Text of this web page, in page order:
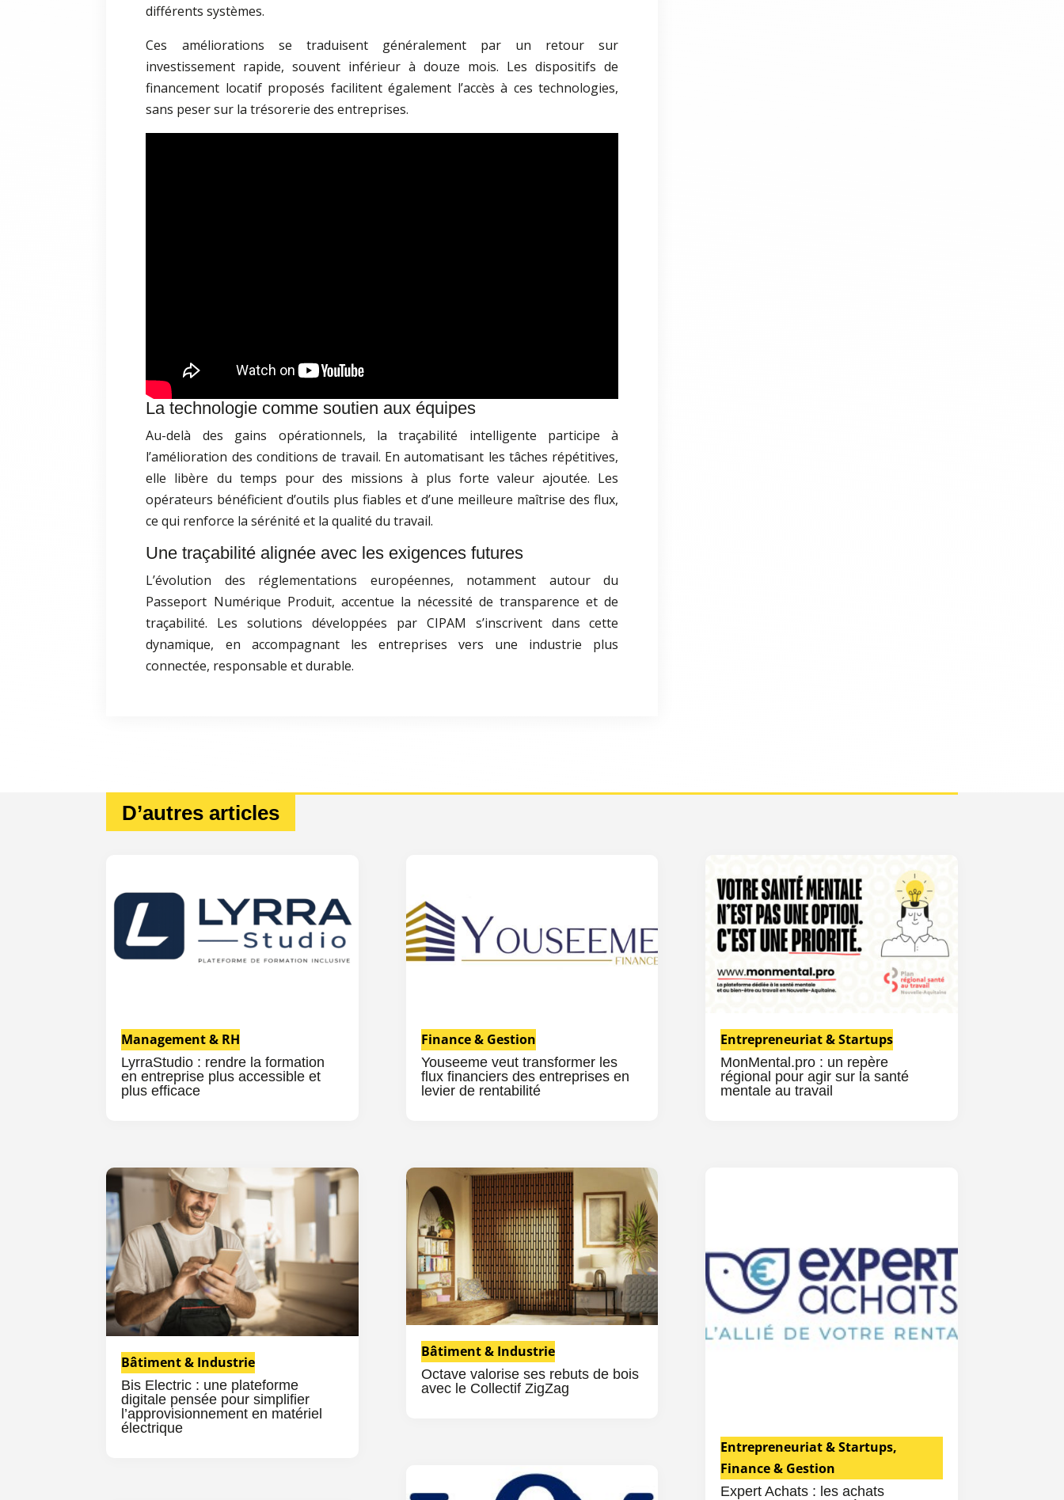
différents systèmes.
Ces améliorations se traduisent généralement par un retour sur
investissement rapide, souvent inférieur à douze mois. Les dispositifs de
financement locatif proposés facilitent également l’accès à ces technologies,
sans peser sur la trésorerie des entreprises.
La technologie comme soutien aux équipes
Au-delà des gains opérationnels, la traçabilité intelligente participe à
l’amélioration des conditions de travail. En automatisant les tâches répétitives,
elle libère du temps pour des missions à plus forte valeur ajoutée. Les
opérateurs bénéficient d’outils plus fiables et d’une meilleure maîtrise des flux,
ce qui renforce la sérénité et la qualité du travail.
Une traçabilité alignée avec les exigences futures
L’évolution des réglementations européennes, notamment autour du
Passeport Numérique Produit, accentue la nécessité de transparence et de
traçabilité. Les solutions développées par CIPAM s’inscrivent dans cette
dynamique, en accompagnant les entreprises vers une industrie plus
connectée, responsable et durable.
D’autres articles
LyrraStudio : rendre la formation
en entreprise plus accessible et
plus efficace
Management & RH
Bis Electric : une plateforme
digitale pensée pour simplifier
l’approvisionnement en matériel
électrique
Bâtiment & Industrie
Youseeme veut transformer les
flux financiers des entreprises en
levier de rentabilité
Finance & Gestion
Octave valorise ses rebuts de bois
avec le Collectif ZigZag
Bâtiment & Industrie
MonMental.pro : un repère
régional pour agir sur la santé
mentale au travail
Entrepreneuriat & Startups
Expert Achats : les achats
Entrepreneuriat & Startups,
Finance & Gestion